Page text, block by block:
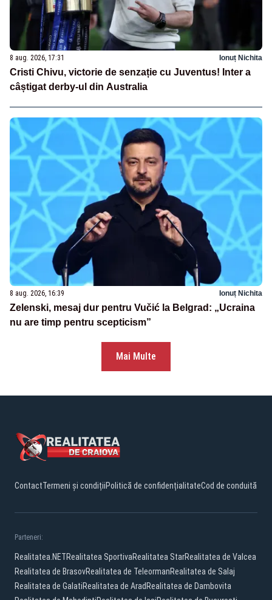
8 aug. 2026, 17:31 Ionuț Nichita
Cristi Chivu, victorie de senzație cu Juventus! Inter a
câștigat derby-ul din Australia
8 aug. 2026, 16:39 Ionuț Nichita
Zelenski, mesaj dur pentru Vučić la Belgrad: „Ucraina
nu are timp pentru scepticism”
Mai Multe
ContactTermeni și condițiiPolitică de confidențialitateCod de conduită
Parteneri:
Realitatea.NETRealitatea SportivaRealitatea StarRealitatea de Valcea
Realitatea de BrasovRealitatea de TeleormanRealitatea de Salaj
Realitatea de GalatiRealitatea de Arad Realitatea de Dambovita